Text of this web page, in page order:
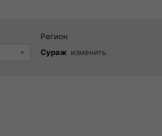
Регион
Сураж изменить